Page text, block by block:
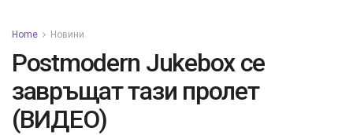
Home Новини
Postmodern Jukebox се
завръщат тази пролет
(ВИДЕО)